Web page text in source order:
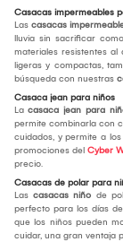
Casacas impermeables
Las casacas
lluvia sin sacrificar
materiales resistentes
ligeras y compactas,
búsqueda con nuestras
Casaca jean para niños
La casaca jean para
permite combinarla con
cuidados, y permite a
promociones del Cyber
precio.
Casacas de polar para
Las casacas niño de
perfecto para los días
que los niños pueden
cuidar, una gran ventaja